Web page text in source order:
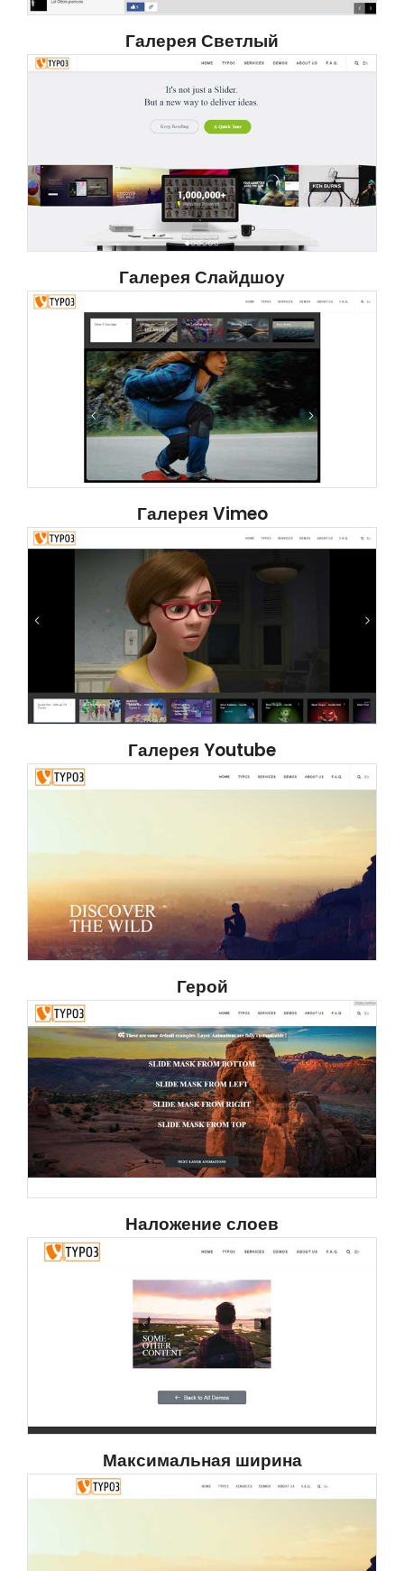
Галерея Светлый
Галерея Слайдшоу
Галерея Vimeo
Галерея Youtube
Герой
Наложение слоев
Максимальная ширина